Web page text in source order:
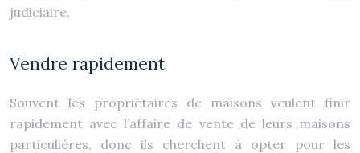
judiciaire.
Vendre rapidement
Souvent les propriétaires de maisons veulent finir
rapidement avec l’affaire de vente de leurs maisons
particulières, donc ils cherchent à opter pour les